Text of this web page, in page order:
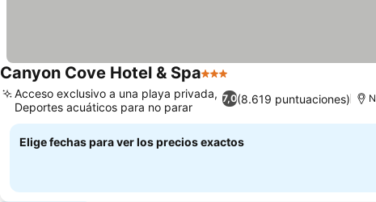
Canyon Cove Hotel & Spa3 Estrellas
7,0(8.619 puntuaciones)
Acceso exclusivo a una playa privada,
Deportes acuáticos para no parar
Elige fechas para ver los precios exactos